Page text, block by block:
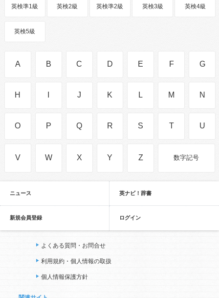
英検準1級 英検2級 英検準2級 英検3級 英検4級
英検5級
A B C D E F G
H J K L M N
O P Q R S T U
V W X Y Z 数字記号
ニュース 英ナビ！辞書
新規会員登録 ログイン
よくある質問・お問合せ
利用規約・個人情報の取扱
個人情報保護方針